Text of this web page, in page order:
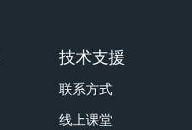
技术支援
联系方式
线上课堂